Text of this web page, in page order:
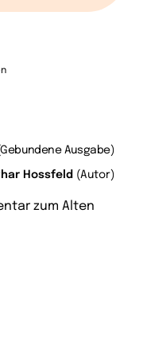
Ausgabe)
Hossfeld (Autor)
zum Alten